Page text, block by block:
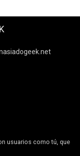
usuarios como tú, que